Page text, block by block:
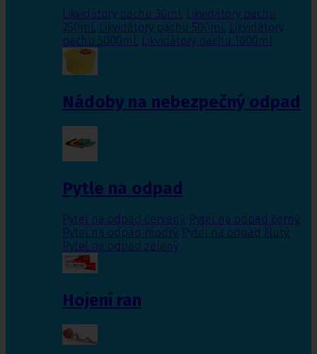
Likvidátory pachu 30ml, Likvidátory pachu
250ml, Likvidátory pachu 500ml, Likvidátory
pachu 5000ml, Likvidátory pachu 1000ml
Nádoby na nebezpečný odpad
Pytle na odpad
Pytel na odpad červený, Pytel na odpad černý,
Pytel na odpad modrý, Pytel na odpad žlutý,
Pytel na odpad zelený
Hojení ran